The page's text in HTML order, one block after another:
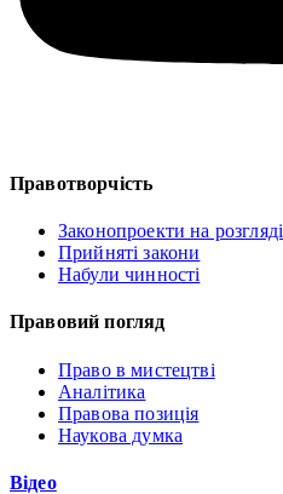
Правотворчість
Законопроекти на розгляді
Прийняті закони
Набули чинності
Правовий погляд
Право в мистецтві
Аналітика
Правова позиція
Наукова думка
Відео